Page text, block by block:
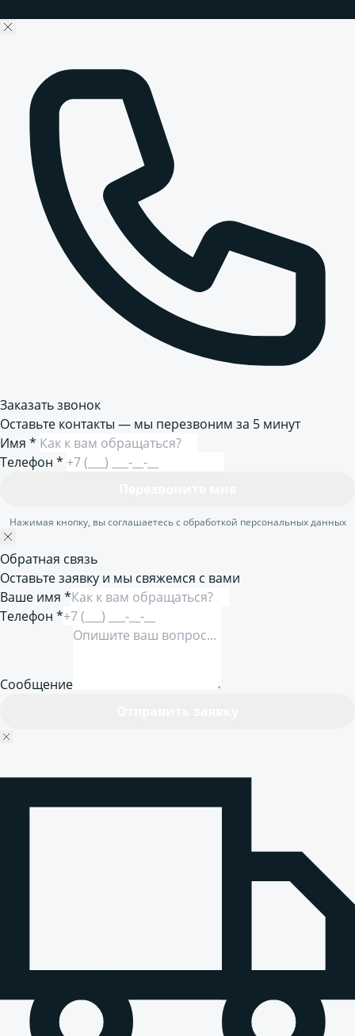
Заказать звонок
Оставьте контакты — мы перезвоним за 5 минут
Имя *
Телефон *
Нажимая кнопку, вы соглашаетесь с обработкой персональных данных
Обратная связь
Оставьте заявку и мы свяжемся с вами
Ваше имя *
Телефон *
Сообщение